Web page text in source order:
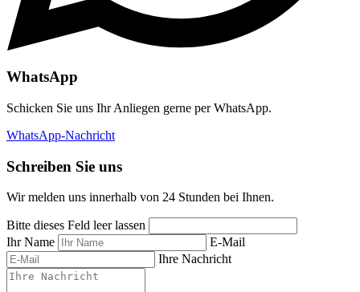
WhatsApp
Schicken Sie uns Ihr Anliegen gerne per WhatsApp.
WhatsApp-Nachricht
Schreiben Sie uns
Wir melden uns innerhalb von 24 Stunden bei Ihnen.
Bitte dieses Feld leer lassen
Ihr Name
E-Mail
Ihre Nachricht